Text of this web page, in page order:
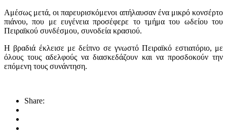
Αμέσως μετά, οι παρευρισκόμενοι απήλαυσαν ένα μικρό κονσέρτο
πιάνου, που με ευγένεια προσέφερε το τμήμα του ωδείου του
Πειραϊκού συνδέσμου, συνοδεία κρασιού.
Η βραδιά έκλεισε με δείπνο σε γνωστό Πειραϊκό εστιατόριο, με
όλους τους αδελφούς να διασκεδάζουν και να προσδοκούν την
επόμενη τους συνάντηση.
Share: